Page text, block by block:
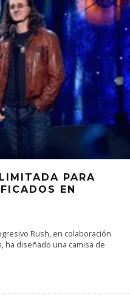
PARA
EN
Rush, en colaboración
ha diseñado una camisa de